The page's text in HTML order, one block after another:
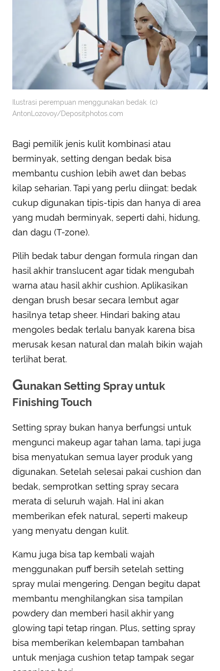
Ilustrasi perempuan menggunakan bedak. (c)
AntonLozovoy/Depositphotos.com
Bagi pemilik jenis kulit kombinasi atau
berminyak, setting dengan bedak bisa
membantu cushion lebih awet dan bebas
kilap seharian. Tapi yang perlu diingat: bedak
cukup digunakan tipis-tipis dan hanya di area
yang mudah berminyak, seperti dahi, hidung,
dan dagu (T-zone).
Pilih bedak tabur dengan formula ringan dan
hasil akhir translucent agar tidak mengubah
warna atau hasil akhir cushion. Aplikasikan
dengan brush besar secara lembut agar
hasilnya tetap sheer. Hindari baking atau
mengoles bedak terlalu banyak karena bisa
merusak kesan natural dan malah bikin wajah
terlihat berat.
Gunakan Setting Spray untuk
Finishing Touch
Setting spray bukan hanya berfungsi untuk
mengunci makeup agar tahan lama, tapi juga
bisa menyatukan semua layer produk yang
digunakan. Setelah selesai pakai cushion dan
bedak, semprotkan setting spray secara
merata di seluruh wajah. Hal ini akan
memberikan efek natural, seperti makeup
yang menyatu dengan kulit.
Kamu juga bisa tap kembali wajah
menggunakan puff bersih setelah setting
spray mulai mengering. Dengan begitu dapat
membantu menghilangkan sisa tampilan
powdery dan memberi hasil akhir yang
glowing tapi tetap ringan. Plus, setting spray
bisa memberikan kelembapan tambahan
untuk menjaga cushion tetap tampak segar